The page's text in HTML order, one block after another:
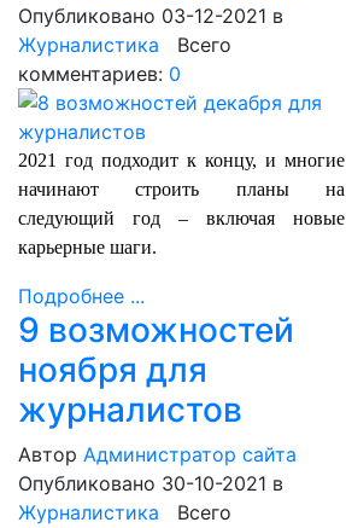
Опубликовано 03-12-2021 в
Журналистика Всего
комментариев: 0
2021 год подходит к концу, и многие
начинают строить планы на
следующий год – включая новые
карьерные шаги.
Подробнее ...
9 возможностей
ноября для
журналистов
Автор Администратор сайта
Опубликовано 30-10-2021 в
Журналистика Всего